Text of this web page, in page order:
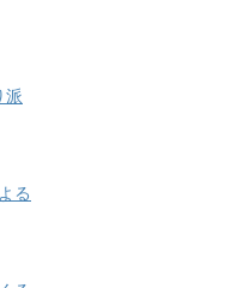
派
る